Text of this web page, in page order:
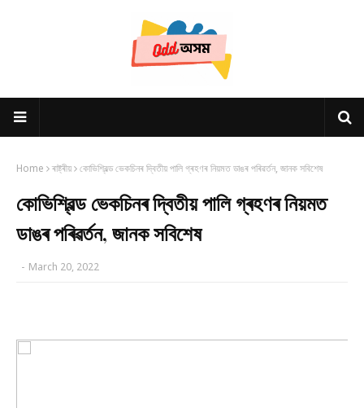
Home ৰাষ্ট্ৰীয় কোভিশ্বিল্ড ভেকচিনৰ দ্বিতীয় পালি গ্ৰহণৰ নিয়মত ডাঙৰ পৰিৱৰ্তন, জানক সবিশেষ
কোভিশ্বিল্ড ভেকচিনৰ দ্বিতীয় পালি গ্ৰহণৰ নিয়মত
ডাঙৰ পৰিৱৰ্তন, জানক সবিশেষ
- March 20, 2022